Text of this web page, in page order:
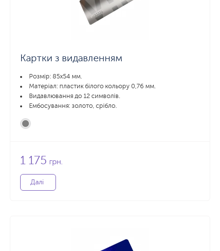
Картки з видавленням
Розмір: 85x54 мм.
Матеріал: пластик білого кольору 0,76 мм.
Видавлювання до 12 символів.
Ембосування: золото, срібло.
1 175 грн.
Далі